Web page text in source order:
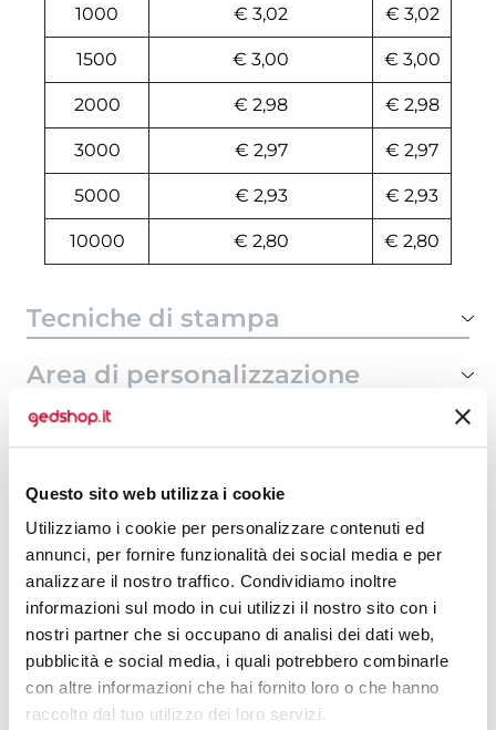
Questo sito web utilizza i cookie
Utilizziamo i cookie per personalizzare contenuti ed
annunci, per fornire funzionalità dei social media e per
analizzare il nostro traffico. Condividiamo inoltre
informazioni sul modo in cui utilizzi il nostro sito con i
nostri partner che si occupano di analisi dei dati web,
pubblicità e social media, i quali potrebbero combinarle
con altre informazioni che hai fornito loro o che hanno
raccolto dal tuo utilizzo dei loro servizi.
1000 € 3,02 € 3,02
1500 € 3,00 € 3,00
2000 € 2,98 € 2,98
3000 € 2,97 € 2,97
5000 € 2,93 € 2,93
10000 € 2,80 € 2,80
Tecniche di stampa
Area di personalizzazione
Domande e risposte
Prodotti alternativi